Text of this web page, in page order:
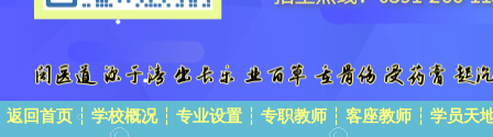
返回首页 ┆ 学校概况 ┆ 专业设置 ┆ 专职教师 ┆ 客座教师 ┆ 学员天